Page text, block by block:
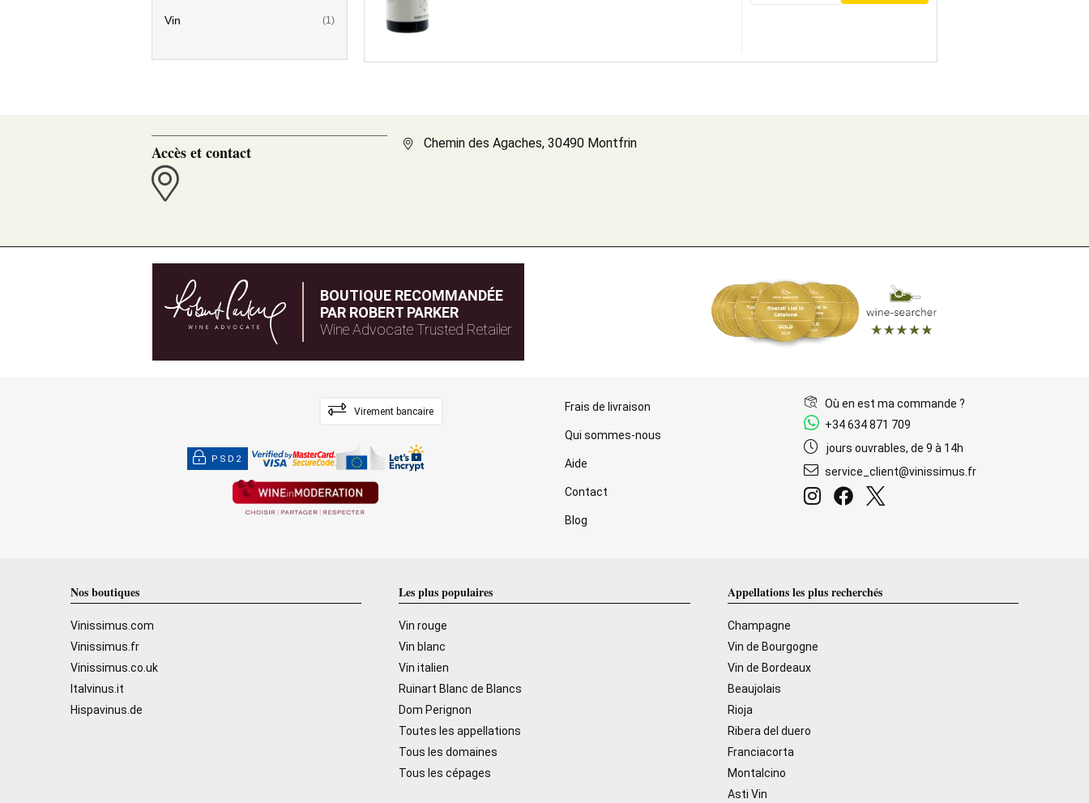
Vin (1)
Accès et contact Chemin des Agaches, 30490 Montfrin
BOUTIQUE RECOMMANDÉE
PAR ROBERT PARKER
Wine Advocate Trusted Retailer
Virement bancaire
PSD2
Frais de livraison
Qui sommes-nous
Aide
Contact
Blog
Où en est ma commande ?
+34 634 871 709
jours ouvrables, de 9 à 14h
service_client@vinissimus.fr
Nos boutiques
Vinissimus.com
Vinissimus.fr
Vinissimus.co.uk
Italvinus.it
Hispavinus.de
Les plus populaires
Vin rouge
Vin blanc
Vin italien
Ruinart Blanc de Blancs
Dom Perignon
Toutes les appellations
Tous les domaines
Tous les cépages
Appellations les plus recherchés
Champagne
Vin de Bourgogne
Vin de Bordeaux
Beaujolais
Rioja
Ribera del duero
Franciacorta
Montalcino
Asti Vin